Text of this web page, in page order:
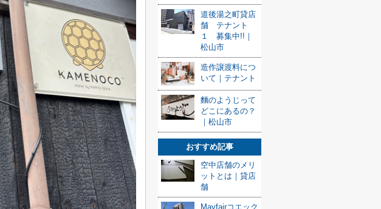
道後湯之町貸店
舗 テナント
１ 募集中!!｜
松山市
造作譲渡料につ
いて｜テナント
麵のようじって
どこにあるの？
｜松山市
おすすめ記事
空中店舗のメリ
ットとは｜貸店
舗
Mayfairコエック